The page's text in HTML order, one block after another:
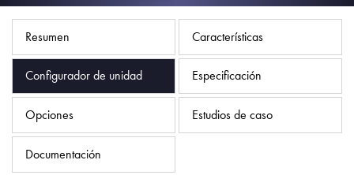
Resumen Características
Configurador de unidad Especificación
Opciones Estudios de caso
Documentación
Política de privacidad
Mapa del sitio
iSource